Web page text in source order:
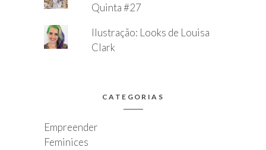
Quinta #27
Ilustração: Looks de Louisa
Clark
CATEGORIAS
Empreender
Feminices